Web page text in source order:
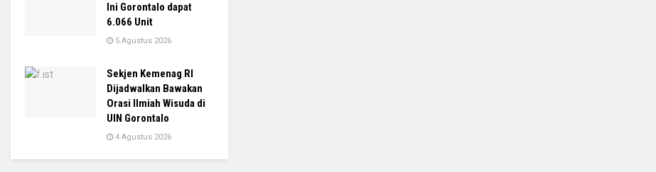
Ini Gorontalo dapat
6.066 Unit
5 Agustus 2026
Sekjen Kemenag RI
Dijadwalkan Bawakan
Orasi Ilmiah Wisuda di
UIN Gorontalo
4 Agustus 2026